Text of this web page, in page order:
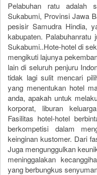
Pelabuhan ratu adalah
Sukabumi, Provinsi Jawa
pesisir Samudra Hindia,
kabupaten. Palabuhanratu
Sukabumi..Hote-hotel di
mengikuti lajunya
lain di seluruh penjuru
tidak lagi sulit mencari
yang menentukan hotel
anda, apakah untuk
korporat, liburan
Fasilitas hotel-hotel
berkompetisi dalam
keinginan kustomer. Dari
Juga mengunggulkan
meninggalakan
yang berbungkus